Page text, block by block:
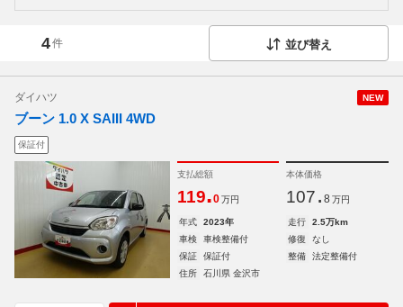
4件 並び替え
NEW
ダイハツ
ブーン 1.0 X SAIII 4WD
保証付
支払総額
119.0 万円
本体価格
107. 8 万円
年式 2023年 走行
2.5万km
車検
車検整備付 修復
なし
保証
保証付 整備
法定整備付
住所
石川県 金沢市